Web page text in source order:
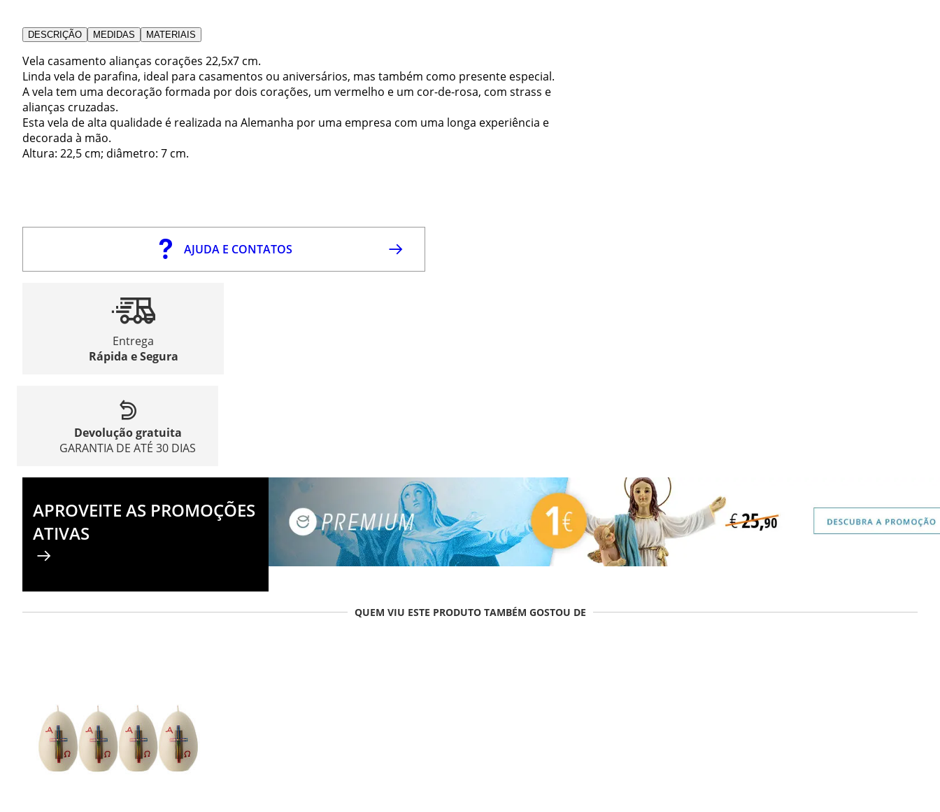
DESCRIÇÃO MEDIDAS MATERIAIS
Vela casamento alianças corações 22,5x7 cm.
Linda vela de parafina, ideal para casamentos ou aniversários, mas também como presente especial.
A vela tem uma decoração formada por dois corações, um vermelho e um cor-de-rosa, com strass e
alianças cruzadas.
Esta vela de alta qualidade é realizada na Alemanha por uma empresa com uma longa experiência e
decorada à mão.
Altura: 22,5 cm; diâmetro: 7 cm.
AJUDA E CONTATOS
Entrega
Rápida e Segura
Devolução gratuita
GARANTIA DE ATÉ 30 DIAS
APROVEITE AS PROMOÇÕES
ATIVAS
QUEM VIU ESTE PRODUTO TAMBÉM GOSTOU DE